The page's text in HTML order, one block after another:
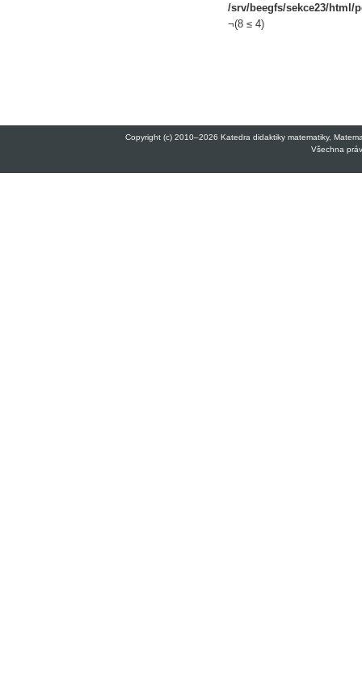
/srv/beegfs/sekce23/html/
¬(8 ≤ 4)
Copyright (c) 2010–2026 Katedra didaktiky matematiky,
Všechna